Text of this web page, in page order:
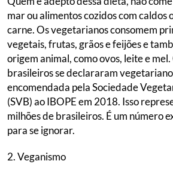
mar ou alimentos cozidos com caldos
carne. Os vegetarianos consomem
vegetais, frutas, grãos e feijões e
origem animal, como ovos, leite e
brasileiros se declararam
encomendada pela Sociedade
(SVB) ao IBOPE em 2018. Isso
milhões de brasileiros. É um número
para se ignorar.
2. Veganismo